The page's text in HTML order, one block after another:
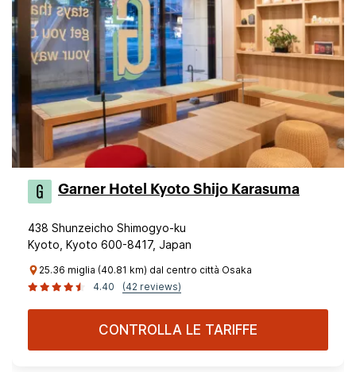
Garner Hotel Kyoto Shijo Karasuma
438 Shunzeicho Shimogyo-ku
Kyoto, Kyoto 600-8417, Japan
25.36 miglia (40.81 km) dal centro città Osaka
4.40
(42 reviews)
CONTROLLA LE TARIFFE